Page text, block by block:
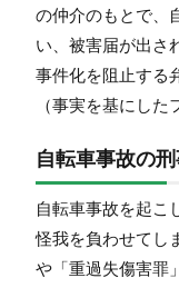
の仲介のもとで、
い、被害届が出さ
事件化を阻止する
（事実を基にした
自転車事故の
自転車事故を起こ
怪我を負わせてし
や「重過失傷害罪